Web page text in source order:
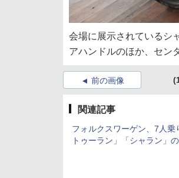
会場に展示されているシ
アハンドルのほか、セン
前の画像
関連記事
フォルクスワーゲン、7人
トゥーラン」「シャラン」